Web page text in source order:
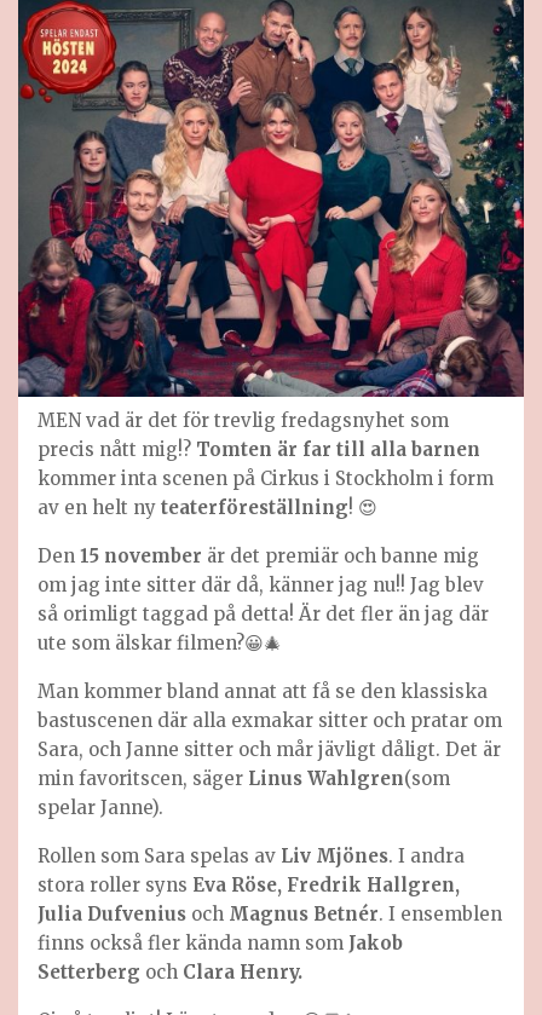
MEN vad är det för trevlig fredagsnyhet som
precis nått mig!? Tomten är far till alla barnen
kommer inta scenen på Cirkus i Stockholm i form
av en helt ny teaterföreställning! 😍
Den 15 november är det premiär och banne mig
om jag inte sitter där då, känner jag nu!! Jag blev
så orimligt taggad på detta! Är det fler än jag där
ute som älskar filmen?😀🎄
Man kommer bland annat att få se den klassiska
bastuscenen där alla exmakar sitter och pratar om
Sara, och Janne sitter och mår jävligt dåligt. Det är
min favoritscen, säger Linus Wahlgren(som
spelar Janne).
Rollen som Sara spelas av Liv Mjönes. I andra
stora roller syns Eva Röse, Fredrik Hallgren,
Julia Dufvenius och Magnus Betnér. I ensemblen
finns också fler kända namn som Jakob
Setterberg och Clara Henry.